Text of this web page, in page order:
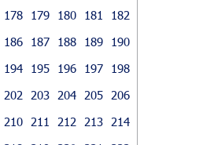
178 179 180 181
182
186 187 188 189
190
194 195 196 197
198
202 203 204 205
206
210 211 212 213
214